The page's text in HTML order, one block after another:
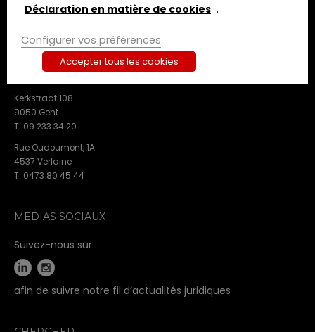
KNOPSPUBLISHING SRL
BE 0891.853.731
Sint-Antoniusstraat 22
2200 Herentals
Kerkstraat 108
9050 Gent
T. 09 233 34 20
Rue Oudoumont, 1A
4537 Verlaine
T. 0473 80 45 44
MEDIAS SOCIAUX
Suivez-nous sur :
afin de suivre notre fil d’actualités juridiques
Déclaration en matière de cookies .
Configurer vos préférences
Accepter tous les cookies